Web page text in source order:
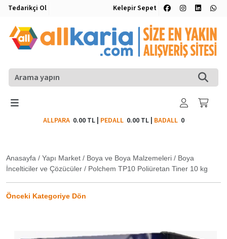
Tedarikçi Ol Kelepir Sepet
ALLPARA 0.00 TL| PEDALL 0.00 TL| BADALL0
Anasayfa / Yapı Market / Boya ve Boya Malzemeleri / Boya
İncelticiler ve Çözücüler / Polchem TP10 Poliüretan Tiner 10 kg
Önceki Kategoriye Dön